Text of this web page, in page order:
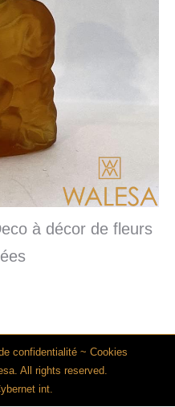
à décor de fleurs
confidentialité~ Cookies
All rights reserved.
int.